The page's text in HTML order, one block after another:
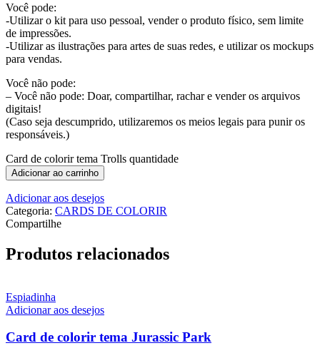
Você pode:
-Utilizar o kit para uso pessoal, vender o produto físico, sem limite
de impressões.
-Utilizar as ilustrações para artes de suas redes, e utilizar os mockups
para vendas.
Você não pode:
– Você não pode: Doar, compartilhar, rachar e vender os arquivos
digitais!
(Caso seja descumprido, utilizaremos os meios legais para punir os
responsáveis.)
Card de colorir tema Trolls quantidade
Adicionar ao carrinho
Adicionar aos desejos
Categoria: CARDS DE COLORIR
Compartilhe
Produtos relacionados
Espiadinha
Adicionar aos desejos
Card de colorir tema Jurassic Park